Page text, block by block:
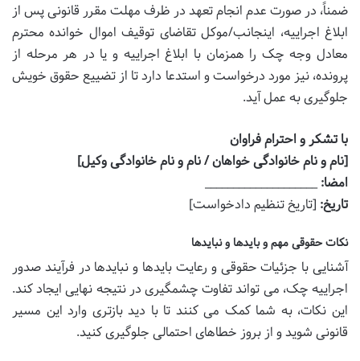
ضمناً، در صورت عدم انجام تعهد در ظرف مهلت مقرر قانونی پس از
ابلاغ اجراییه، اینجانب/موکل تقاضای توقیف اموال خوانده محترم
معادل وجه چک را همزمان با ابلاغ اجراییه و یا در هر مرحله از
پرونده، نیز مورد درخواست و استدعا دارد تا از تضییع حقوق خویش
جلوگیری به عمل آید.
با تشکر و احترام فراوان
[نام و نام خانوادگی خواهان / نام و نام خانوادگی وکیل]
امضا: ____________________
تاریخ: [تاریخ تنظیم دادخواست]
نکات حقوقی مهم و بایدها و نبایدها
آشنایی با جزئیات حقوقی و رعایت بایدها و نبایدها در فرآیند صدور
اجراییه چک، می تواند تفاوت چشمگیری در نتیجه نهایی ایجاد کند.
این نکات، به شما کمک می کنند تا با دید بازتری وارد این مسیر
قانونی شوید و از بروز خطاهای احتمالی جلوگیری کنید.